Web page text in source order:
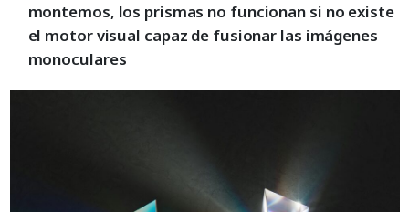
montemos, los prismas no funcionan si no existe
el motor visual capaz de fusionar las imágenes
monoculares